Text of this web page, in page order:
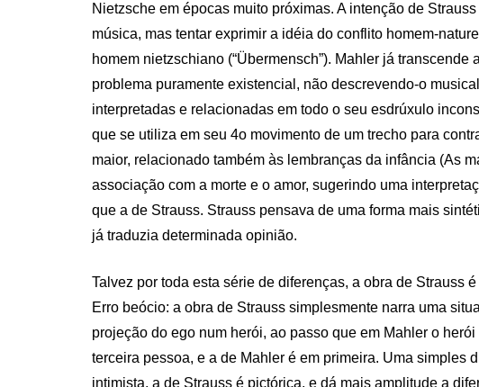
Nietzsche em épocas muito próximas. A intenção de
música, mas tentar exprimir a idéia do conflito homem-
homem nietzschiano (“Übermensch”). Mahler já
problema puramente existencial, não descrevendo-o
interpretadas e relacionadas em todo o seu esdrúxulo
que se utiliza em seu 4o movimento de um trecho para
maior, relacionado também às lembranças da infância (As
associação com a morte e o amor, sugerindo uma
que a de Strauss. Strauss pensava de uma forma mais
já traduzia determinada opinião.
Talvez por toda esta série de diferenças, a obra de Strauss
Erro beócio: a obra de Strauss simplesmente narra uma
projeção do ego num herói, ao passo que em Mahler o
terceira pessoa, e a de Mahler é em primeira. Uma simples
intimista, a de Strauss é pictórica, e dá mais amplitude a